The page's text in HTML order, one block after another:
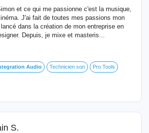
et ce qui me passionne c'est la musique,
J'ai fait de toutes mes passions mon
dans la création de mon entreprise en
Depuis, je mixe et masteris...
Audio Technicien son Pro Tools
S.